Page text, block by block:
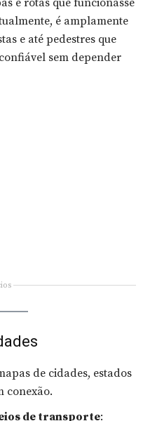
e rotas que funcionasse
é amplamente
e até pedestres que
sem depender
de cidades, estados
conexão.
de transporte: